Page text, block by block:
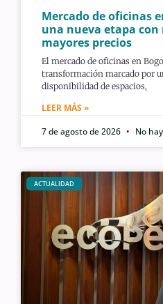
Mercado de oficinas
una nueva etapa
mayores precios
El mercado de oficinas en
transformación marcado por
disponibilidad de espacios,
LEER MÁS »
7 de agosto de 2026
No
ACTUALIDAD